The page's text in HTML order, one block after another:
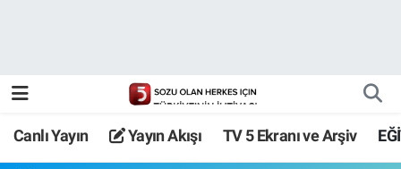
Canlı Yayın Yayın Akışı TV 5 Ekranı ve Arşiv
TV 5 Ekranı ve Arşiv